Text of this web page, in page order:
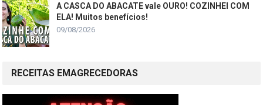
A CASCA DO ABACATE vale OURO! COZINHEI COM
ELA! Muitos benefícios!
09/08/2026
RECEITAS EMAGRECEDORAS